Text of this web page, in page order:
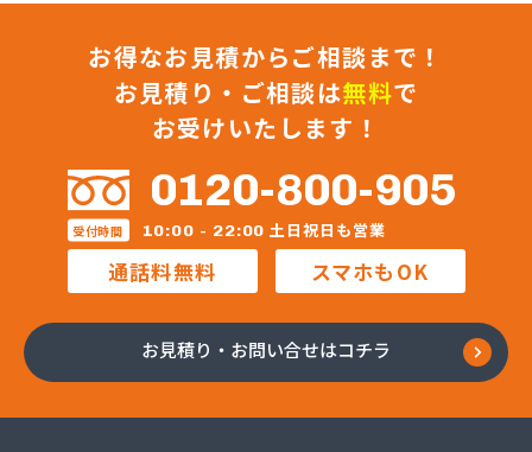
お得なお見積からご相談まで！
お見積り・ご相談は無料で
お受けいたします！
0120-800-905
受付時間 10:00 - 22:00 土日祝日も営業
通話料無料 スマホもOK
お見積り・お問い合せはコチラ